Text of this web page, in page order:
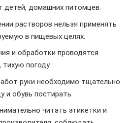
домашних питомцев.
растворов нельзя применять
в пищевых целях.
и обработки проводятся
тихую погоду.
руки необходимо тщательно
обувь постирать.
читать этикетки и